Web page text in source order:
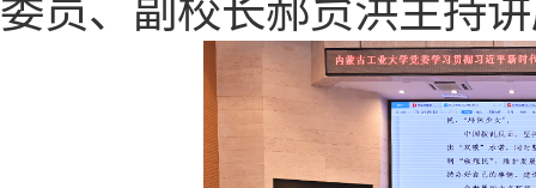
委员、副校长郝贠洪主持